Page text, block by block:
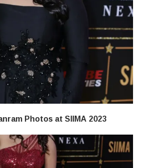
Photos at SIIMA 2023